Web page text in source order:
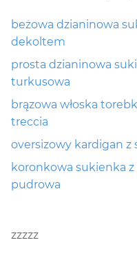
beżowa dzianinowa
dekoltem
prosta dzianinowa
turkusowa
brązowa włoska
treccia
oversizowy kardigan z
koronkowa sukienka
pudrowa
zzzzz